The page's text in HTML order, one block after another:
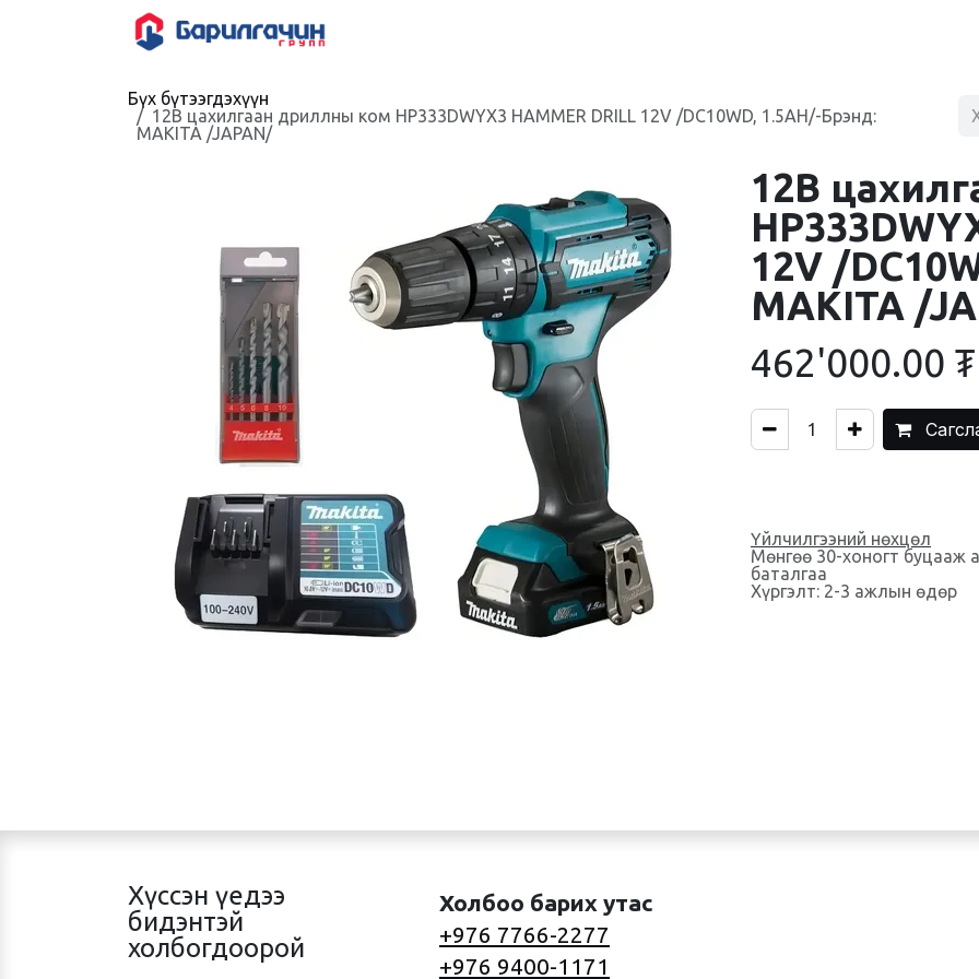
Бүх бүтээгдэхүүн
12В цахилгаан дриллны ком HP333DWYX3 HAMMER DRILL 12V /DC10WD, 1.5AH/-Брэнд:
MAKITA /JAPAN/
12В
12V /
MAKITA /
462'000.00 ₮
Үйлчилгээний нөхцөл
Мөнгөө 30-хоногт буцааж
баталгаа
Хүргэлт: 2-3 ажлын өдөр
Хүссэн үедээ
бидэнтэй
холбогдоорой
Холбоо барих утас
+976 7766-2277
+976 9400-1171